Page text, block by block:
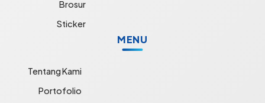
Brosur
Sticker
MENU
Tentang Kami
Portofolio